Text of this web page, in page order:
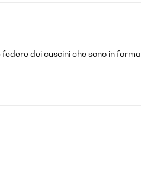
dei cuscini che sono in